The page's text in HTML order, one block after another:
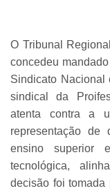
O Tribunal
concedeu
Sindicato Nacional
sindical da
atenta contra a
representação de
ensino superior
tecnológica,
decisão foi tomada